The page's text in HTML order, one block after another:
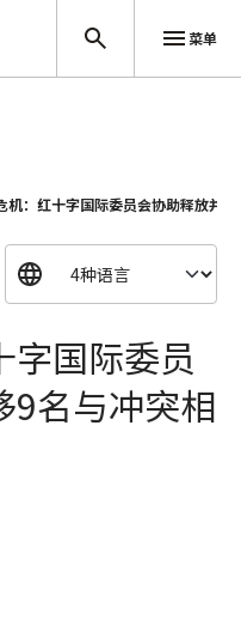
菜单
机：红十字国际委员会协助释放并
字国际委员
9名与冲突相